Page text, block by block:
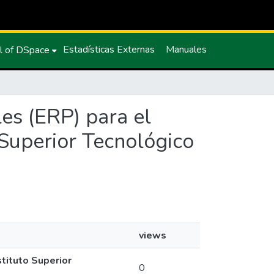
of DSpace Estadísticas Externas Manuales
(ERP) para el
Tecnológico
views
Superior
0